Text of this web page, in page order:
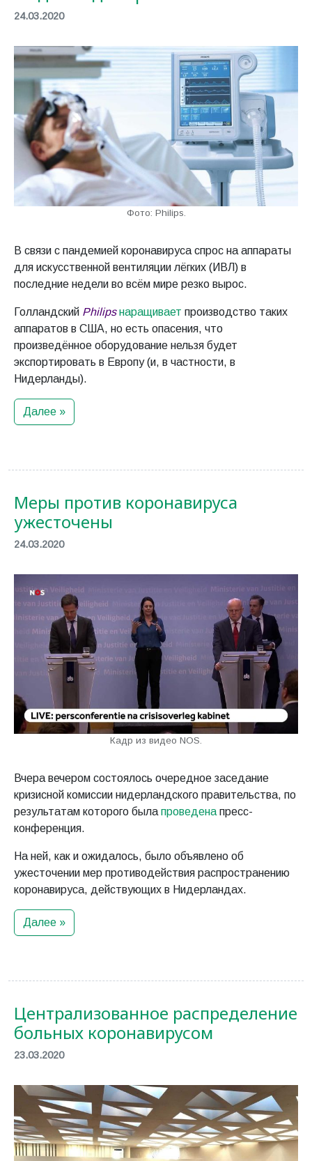
24.03.2020
Фото: Philips.
В связи с пандемией коронавируса спрос на аппараты
для искусственной вентиляции лёгких (ИВЛ) в
последние недели во всём мире резко вырос.
Голландский Philips наращивает производство таких
аппаратов в США, но есть опасения, что
произведённое оборудование нельзя будет
экспортировать в Европу (и, в частности, в
Нидерланды).
Далее »
Меры против коронавируса
ужесточены
24.03.2020
Кадр из видео NOS.
Вчера вечером состоялось очередное заседание
кризисной комиссии нидерландского правительства, по
результатам которого была проведена пресс-
конференция.
На ней, как и ожидалось, было объявлено об
ужесточении мер противодействия распространению
коронавируса, действующих в Нидерландах.
Далее »
Централизованное распределение
больных коронавирусом
23.03.2020